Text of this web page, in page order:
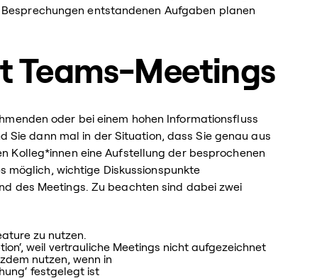
entstandenen Aufgaben planen
Teams-Meetings
oder bei einem hohen Informationsfluss
Sie dann mal in der Situation, dass Sie genau aus
Kolleg*innen eine Aufstellung der besprochenen
möglich, wichtige Diskussionspunkte
des Meetings. Zu beachten sind dabei zwei
zu nutzen.
weil vertrauliche Meetings nicht aufgezeichnet
nutzen, wenn in
festgelegt ist